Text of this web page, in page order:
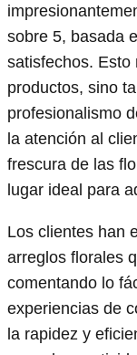
sobre 5, basada
satisfechos. Esto
productos, sino
profesionalismo
la atención al
frescura de las
lugar ideal para
Los clientes han
arreglos florales
comentando lo
experiencias de
la rapidez y